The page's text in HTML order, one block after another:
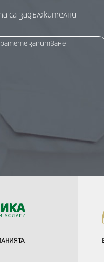
са задължителни
запитване